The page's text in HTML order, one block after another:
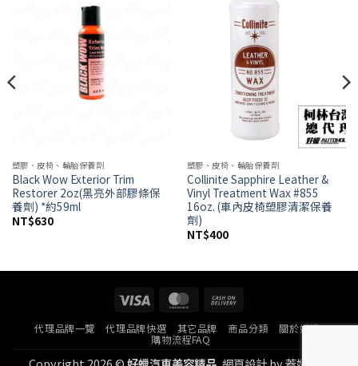
塑膠、皮椅、輪胎保養劑
Black Wow Exterior Trim
Restorer 2oz(黑亮外部膠條保
養劑) *約59ml
NT$630
塑膠、皮椅、輪胎保養劑
Collinite Sapphire Leather &
Vinyl Treatment Wax #855
16oz. (車內皮椅塑膠清潔保養
劑)
NT$400
Visa MasterCard
Delivery
代理品牌一覽 代理品牌快選 其它品牌 商品分類 關於好蠟
購物流程FAQ